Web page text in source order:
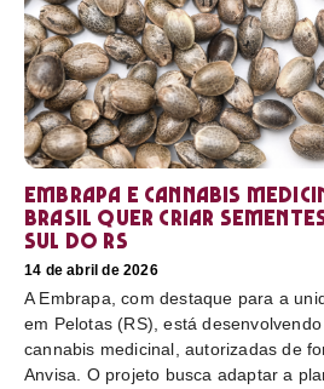
Embrapa e cannabis
Brasil quer criar
sul do RS
14 de abril de 2026
A Embrapa, com destaque para a
em Pelotas (RS), está
cannabis medicinal, autorizadas de
Anvisa. O projeto busca adaptar a